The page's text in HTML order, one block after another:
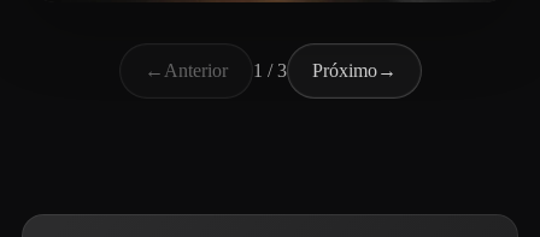
← Anterior 1 / 3 Próximo→